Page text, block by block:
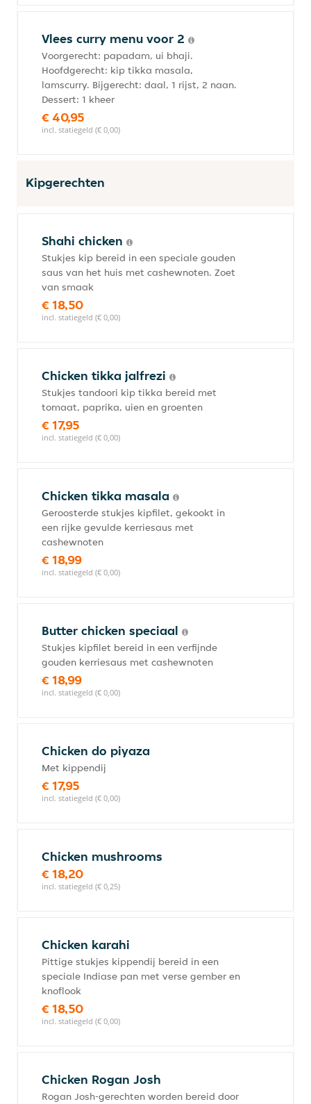
Vlees curry menu voor 2
Voorgerecht: papadam, ui bhaji.
Hoofdgerecht: kip tikka masala,
lamscurry. Bijgerecht: daal, 1 rijst, 2 naan.
Dessert: 1 kheer
€ 40,95
incl. statiegeld (€ 0,00)
Kipgerechten
Shahi chicken
Stukjes kip bereid in een speciale gouden
saus van het huis met cashewnoten. Zoet
van smaak
€ 18,50
incl. statiegeld (€ 0,00)
Chicken tikka jalfrezi
Stukjes tandoori kip tikka bereid met
tomaat, paprika, uien en groenten
€ 17,95
incl. statiegeld (€ 0,00)
Chicken tikka masala
Geroosterde stukjes kipfilet, gekookt in
een rijke gevulde kerriesaus met
cashewnoten
€ 18,99
incl. statiegeld (€ 0,00)
Butter chicken speciaal
Stukjes kipfilet bereid in een verfijnde
gouden kerriesaus met cashewnoten
€ 18,99
incl. statiegeld (€ 0,00)
Chicken do piyaza
Met kippendij
€ 17,95
incl. statiegeld (€ 0,00)
Chicken mushrooms
€ 18,20
incl. statiegeld (€ 0,25)
Chicken karahi
Pittige stukjes kippendij bereid in een
speciale Indiase pan met verse gember en
knoflook
€ 18,50
incl. statiegeld (€ 0,00)
Chicken Rogan Josh
Rogan Josh-gerechten worden bereid door